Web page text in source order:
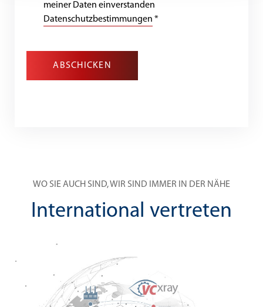
meiner Daten einverstanden
Datenschutzbestimmungen *
ABSCHICKEN
WO SIE AUCH SIND, WIR SIND IMMER IN DER NÄHE
International vertreten